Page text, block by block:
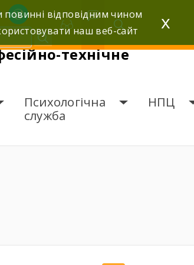
wordpress
технічне
Психологічна
служба
НПЦ
відповідним чином
наш веб-сайт
x